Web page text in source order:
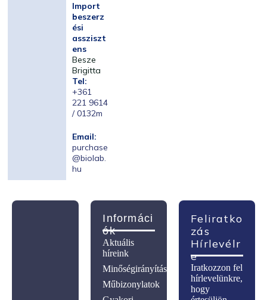
Import
beszerz
ési
assziszt
ens
Besze
Brigitta
Tel:
+361
221 9614
/ 0132m
Email:
purchase
@biolab.
hu
Feliratko
Zás
Hírlevélr
E
Iratkozzon fel
hírlevelünkre,
hogy
Informáci
Ók
Aktuális
híreink
Minőségirányítás
Műbizonylatok